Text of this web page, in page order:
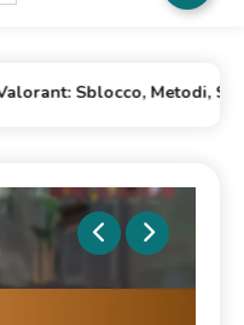
Sblocco, Metodi,